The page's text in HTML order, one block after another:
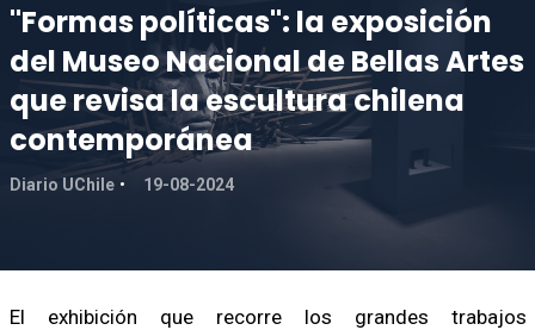
"Formas políticas": la exposición
del Museo Nacional de Bellas Artes
que revisa la escultura chilena
contemporánea
Diario UChile 19-08-2024
El exhibición que recorre los grandes trabajos